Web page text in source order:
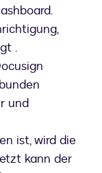
.
und
ist, wird die
kann der